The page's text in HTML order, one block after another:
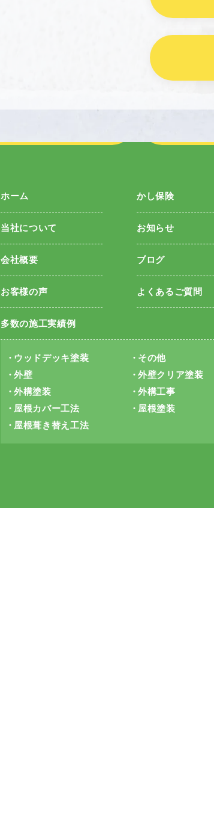
ホーム
当社について
会社概要
お客様の声
かし保険
お知らせ
ブログ
よくあるご質問
多数の施工実績例
ウッドデッキ塗装 その他
外壁
外壁クリア塗装
外構塗装
外構工事
屋根カバー工法
屋根塗装
屋根葺き替え工法